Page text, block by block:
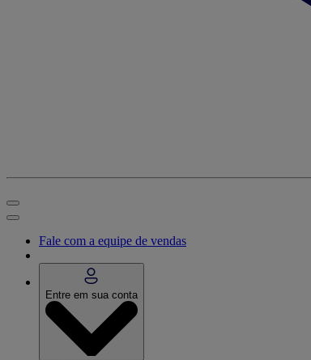
Fale com a equipe de vendas
Entre em sua conta